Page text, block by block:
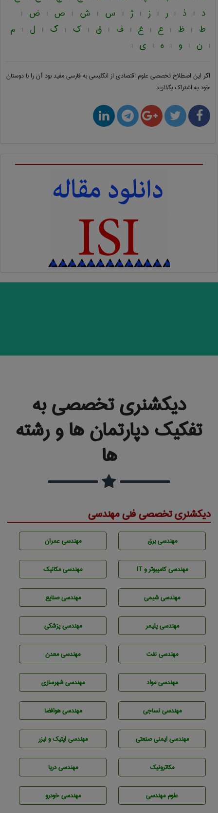
د | ذ | ر | ز | ژ | س | ش | ص | ض |
ط | ظ | ع | غ | ف | ق | ک | گ | ل | م
| ن | و | ه | ی |
اگر این اصطلاح تخصصی علوم اقتصادی از انگلیسی به فارسیمفید بود آن را با دوستان
خود به اشتراک بگذارید
دیکشنری تخصصی به
تفکیک دپارتمان ها و رشته
ها
دیکشنری تخصصی فنی مهندسی
مهندسی برق مهندسی عمران
مهندسی كامپيوتر و IT مهندسی مکانیک
مهندسي شيمی مهندسی صنايع
مهندسی پليمر مهندسی پزشکی
مهندسی نفت مهندسی معدن
مهندسی مواد مهندسی شهرسازی
مهندسي نساجی مهندسی هوافضا
مهندسی ایمنی صنعتی مهندسی اپتیک و لیزر
مکاترونیک مهندسی دریا
علوم مهندسی مهندسی خودرو